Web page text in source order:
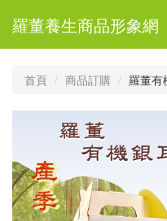
羅董養生商品形象網
首頁 商品訂購 羅董有